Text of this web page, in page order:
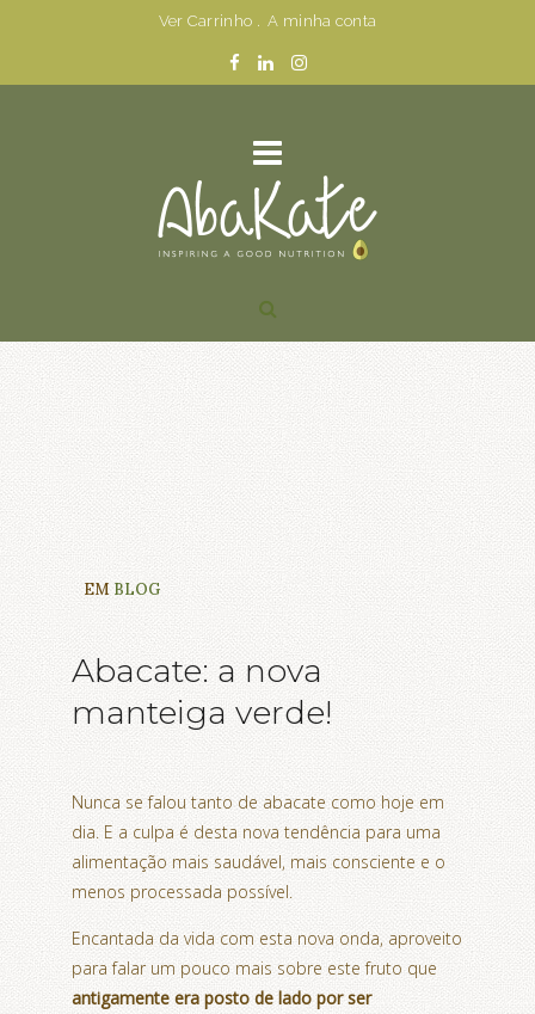
Ver Carrinho .A minha conta
EM BLOG
Abacate: a nova
manteiga verde!
Nunca se falou tanto de abacate como hoje em
dia. E a culpa é desta nova tendência para uma
alimentação mais saudável, mais consciente e o
menos processada possível.
Encantada da vida com esta nova onda, aproveito
para falar um pouco mais sobre este fruto que
antigamente era posto de lado por ser